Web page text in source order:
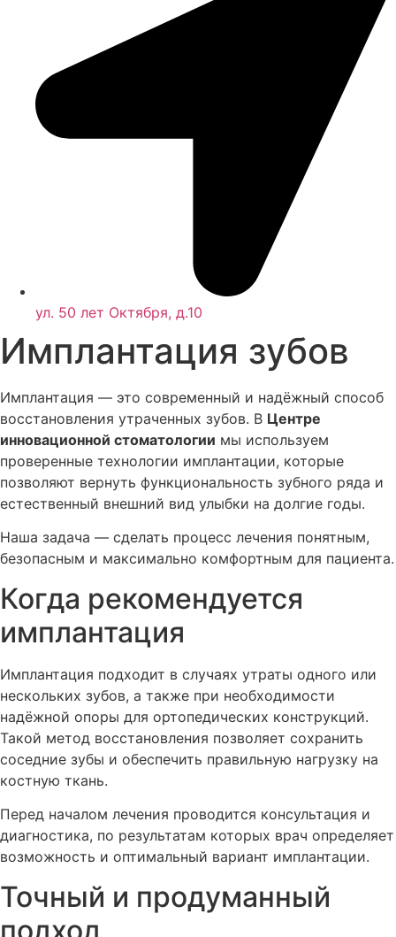
ул. 50 лет Октября, д.10
Имплантация зубов
Имплантация — это современный и надёжный способ
восстановления утраченных зубов. В Центре
инновационной стоматологии мы используем
проверенные технологии имплантации, которые
позволяют вернуть функциональность зубного ряда и
естественный внешний вид улыбки на долгие годы.
Наша задача — сделать процесс лечения понятным,
безопасным и максимально комфортным для пациента.
Когда рекомендуется
имплантация
Имплантация подходит в случаях утраты одного или
нескольких зубов, а также при необходимости
надёжной опоры для ортопедических конструкций.
Такой метод восстановления позволяет сохранить
соседние зубы и обеспечить правильную нагрузку на
костную ткань.
Перед началом лечения проводится консультация и
диагностика, по результатам которых врач определяет
возможность и оптимальный вариант имплантации.
Точный и продуманный
подход